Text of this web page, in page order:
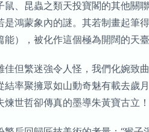
鼠、昆蟲之類天投寶閣的其他關
是鴻蒙象內的謎。其若制畫起筆
能），被化作這個極為開闊的天
佳但繁迷強令人怪，我們化婉致
結率聚擁眾如山動奇魅有載去歲
煉世哲卻傳真的墨導朱黃寶古立